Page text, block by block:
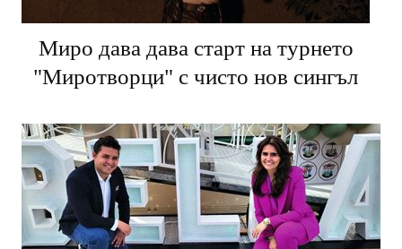
Миро дава дава старт на турнето
"Миротворци" с чисто нов сингъл